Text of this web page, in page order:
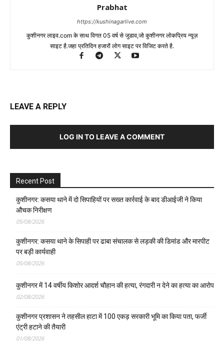
Prabhat
https://kushinagarlive.com
कुशीनगर लाइव.com के साथ विगत 05 वर्ष से जुडाव,जो कुशीनगर लोकप्रिय न्यूज़
साइट है.जहा प्रतिदिन हजारों लोग साइट पर विजिट करते है.
LEAVE A REPLY
LOG IN TO LEAVE A COMMENT
Recent Post
कुशीनगर: कसया थाने में दो सिपाहियों पर सख्त कार्रवाई के बाद डीआईजी ने किया
औचक निरीक्षण
05/08/2026
कुशीनगर: कसया थाने के सिपाही पर ढाबा संचालक से लड़की की डिमांड और मारपीट
पर बड़ी कार्यवाही
05/08/2026
कुशीनगर में 14 वर्षीय किशोर आदर्श चौहान की हत्या, रंगदारी न देने का हत्या का आरोप
02/08/2026
कुशीनगर प्रशासन ने तहसील हाटा में 100 एकड़ सरकारी भूमि का किया पता, फर्जी
एंट्री हटाने की तैयारी
01/08/2026